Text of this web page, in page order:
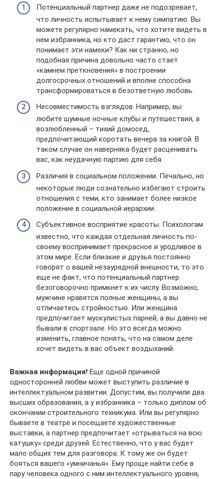
Потенциальный партнер даже не подозревает,
что личность испытывает к нему симпатию. Вы
можете регулярно намекать, что хотите видеть в
нем избранника, но кто даст гарантию, что он
понимает эти намеки? Как ни странно, но
подобная причина довольно часто стает
«камнем преткновения» в построении
долгосрочных отношений и вполне способна
трансформироваться в безответную любовь.
Несовместимость взглядов. Например, вы
любите шумные ночные клубы и путешествия, а
возлюбленный – тихий домосед,
предпочитающий коротать вечера за книгой. В
таком случае он наверняка будет расценивать
вас, как неудачную партию для себя.
Различия в социальном положении. Печально, но
некоторые люди сознательно избегают строить
отношения с теми, кто занимает более низкое
положение в социальной иерархии.
Субъективное восприятие красоты. Психологам
известно, что каждая отдельная личность по-
своему воспринимает прекрасное и уродливое в
этом мире. Если близкие и друзья постоянно
говорят о вашей незаурядной внешности, то это
еще не факт, что потенциальный партнер
безоговорочно примкнет к их числу. Возможно,
мужчине нравятся полные женщины, а вы
отличаетесь стройностью. Или женщина
предпочитает мускулистых парней, а вы давно не
бывали в спортзале. Но это всегда можно
изменить, главное понять, что на самом деле
хочет видеть в вас объект воздыханий.
Важная информация! Еще одной причиной
односторонней любви может выступить различие в
интеллектуальном развитии. Допустим, вы получили два
высших образования, а у избранника – только диплом об
окончании строительного техникума. Или вы регулярно
бываете в театре и посещаете художественные
выставки, а партнер предпочитает «отрываться на всю
катушку» среди друзей. Естественно, что у вас будет
мало общих тем для разговора. К тому же он будет
бояться вашего «умничанья». Ему проще найти себе в
пару человека одного с ним интеллектуального уровня,